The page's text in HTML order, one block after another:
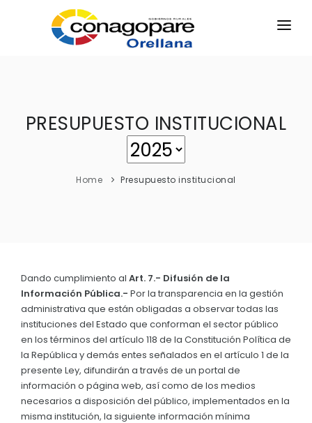
INSTITUCIÓN
EJECUCIÓN Y PRESUPUESTO
Gestión Institucional
Capacitaciones y talleres
EJECUCIÓN PRESUPUESTARIA
Información Presupuestaria
Procesos de contratación
SOPORTE INSTITUCIONAL
PRESUPUESTO INSTITUCIONAL
Home Presupuesto institucional
Dando cumplimiento al Art. 7.- Difusión de la
Información Pública.- Por la transparencia en la gestión
administrativa que están obligadas a observar todas las
instituciones del Estado que conforman el sector público
en los términos del artículo 118 de la Constitución Política de
la República y demás entes señalados en el artículo 1 de la
presente Ley, difundirán a través de un portal de
información o página web, así como de los medios
necesarios a disposición del público, implementados en la
misma institución, la siguiente información mínima